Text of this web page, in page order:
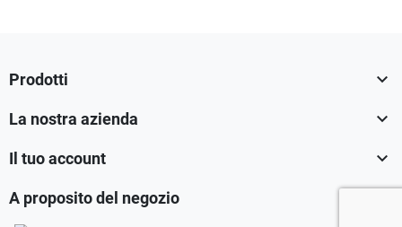
Prodotti 
La nostra azienda 
Il tuo account 
A proposito del negozio